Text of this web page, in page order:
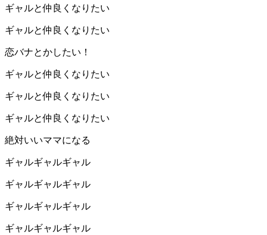
ギャルと仲良くなりたい
ギャルと仲良くなりたい
恋バナとかしたい！
ギャルと仲良くなりたい
ギャルと仲良くなりたい
ギャルと仲良くなりたい
絶対いいママになる
ギャルギャルギャル
ギャルギャルギャル
ギャルギャルギャル
ギャルギャルギャル